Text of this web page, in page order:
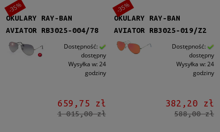
OKULARY RAY-BAN
AVIATOR RB3025-004/78
Dostępność:
dostępny
Wysyłka w: 24
godziny
659,75 zł
1 015,00 zł
-35%
OKULARY RAY-BAN
AVIATOR RB3025-019/Z2
Dostępność:
dostępny
Wysyłka w: 24
godziny
382,20 zł
588,00 zł
-35%